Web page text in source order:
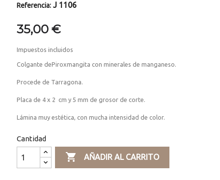
Referencia: J 1106
35,00 €
Impuestos incluidos
Colgante dePiroxmangita con minerales de manganeso.
Procede de Tarragona.
Placa de 4 x 2 cm y 5 mm de grosor de corte.
Lámina muy estética, con mucha intensidad de color.
Cantidad
 AÑADIR AL CARRITO